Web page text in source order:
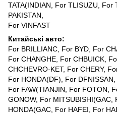
TATA(INDIAN, For TLISUZU, For
PAKISTAN,
For VINFAST
Китайські авто:
For BRILLIANC, For BYD, For
For CHANGHE, For CHBUICK,
CHCHEVRO-KET, For CHERY,
For HONDA(DF), For
For FAW(TIANJIN, For FOTON,
GONOW, For MITSUBISHI(GAC,
HONDA(GAC, For HAFEI, For